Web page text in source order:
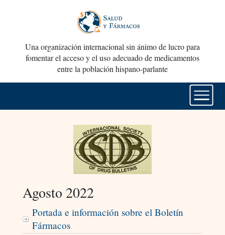
Una organización internacional sin ánimo de lucro para
fomentar el acceso y el uso adecuado de medicamentos
entre la población hispano-parlante
Agosto 2022
Portada e información sobre el Boletín
Fármacos